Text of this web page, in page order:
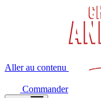
Aller au contenu
Commander